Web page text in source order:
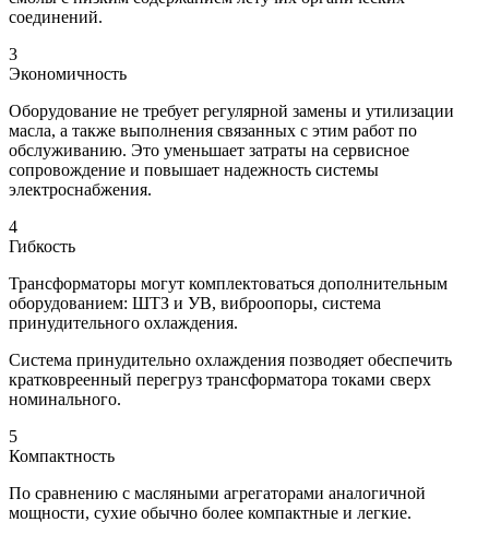
соединений.
3
Экономичность
Оборудование не требует регулярной замены и утилизации
масла, а также выполнения связанных с этим работ по
обслуживанию. Это уменьшает затраты на сервисное
сопровождение и повышает надежность системы
электроснабжения.
4
Гибкость
Трансформаторы могут комплектоваться дополнительным
оборудованием: ШТЗ и УВ, виброопоры, система
принудительного охлаждения.
Система принудительно охлаждения позводяет обеспечить
кратковреенный перегруз трансформатора токами сверх
номинального.
5
Компактность
По сравнению с масляными агрегаторами аналогичной
мощности, сухие обычно более компактные и легкие.